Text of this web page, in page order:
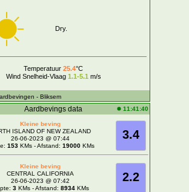
Dry.
Temperatuur 25.4°C
Wind Snelheid-Vlaag 1.1-5.1 m/s
- Bliksem
Aardbevings data 11:41:40
3.4
Kleine beving
ISLAND OF NEW ZEALAND
26-06-2023 @ 07:44
153 KMs - Afstand: 19000 KMs
2.2
Kleine beving
CENTRAL CALIFORNIA
26-06-2023 @ 07:42
3 KMs - Afstand: 8934 KMs